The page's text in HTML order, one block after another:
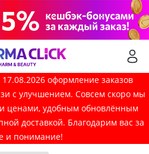
оформление заказов
с улучшением. Совсем скоро мы
ценами, удобным обновлённым
доставкой. Благодарим вас за
и понимание!